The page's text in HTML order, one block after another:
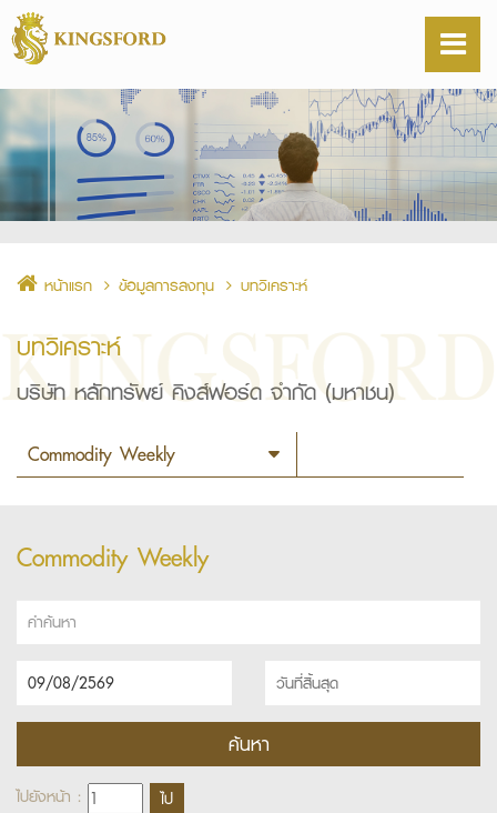
หน้าแรก ข้อมูลการลงทุน บทวิเคราะห์
บทวิเคราะห์
บริษัท หลักทรัพย์ คิงส์ฟอร์ด จำกัด (มหาชน)
Commodity Weekly
ไปยังหน้า :